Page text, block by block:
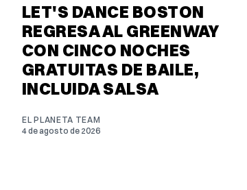
LET'S DANCE BOSTON
REGRESA AL GREENWAY
CON CINCO NOCHES
GRATUITAS DE BAILE,
INCLUIDA SALSA
EL PLANETA TEAM
4 de agosto de 2026